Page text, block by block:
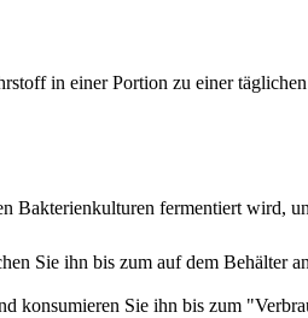
in einer Portion zu einer
Bakterienkulturen fermentiert wird,
Sie ihn bis zum auf dem Behälter
konsumieren Sie ihn bis zum